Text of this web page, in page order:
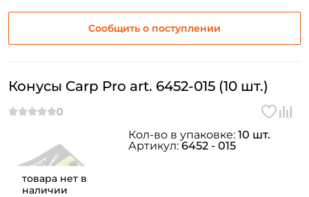
Сообщить о поступлении
товара нет в
наличии
Конусы Carp Pro art. 6452-015 (10 шт.)
Кол-во в упаковке: 10 шт.
Артикул:6452 - 015